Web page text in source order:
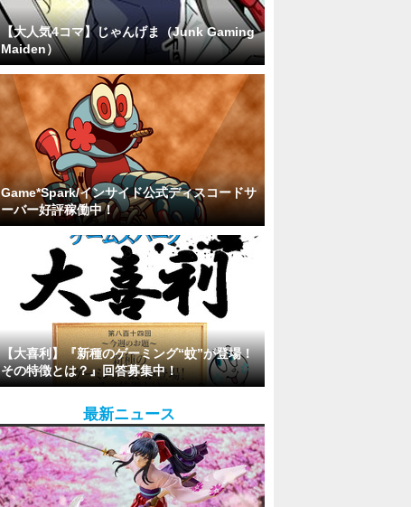
【大人気4コマ】じゃんげま（Junk Gaming
Maiden）
Game*Spark/インサイド公式ディスコードサ
ーバー好評稼働中！
【大喜利】『新種のゲーミング“蚊”が登場！
その特徴とは？』回答募集中！
最新ニュース